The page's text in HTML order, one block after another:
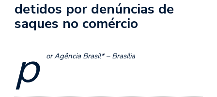
detidos por denúncias de
saques no comércio
p or Agência Brasil* – Brasília